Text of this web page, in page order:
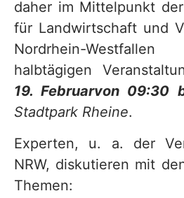
daher im Mittelpunkt
für Landwirtschaft und
Nordrhein-
halbtägigen
19. Februarvon 09:30
Stadtpark Rheine.
Experten, u. a. der
NRW, diskutieren mit
Themen: